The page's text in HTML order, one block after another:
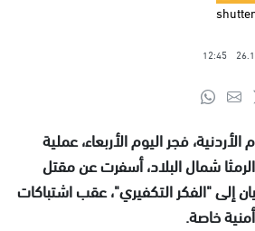
12:45
فجر اليوم الأربعاء، عملية
شمال البلاد، أسفرت عن مقتل
إلى "الفكر التكفيري"، عقب اشتباكات
خاصة.